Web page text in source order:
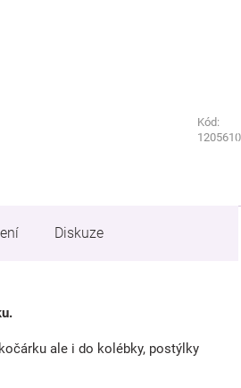
Kód:
Kód:
Diskuze
ale i do kolébky, postýlky